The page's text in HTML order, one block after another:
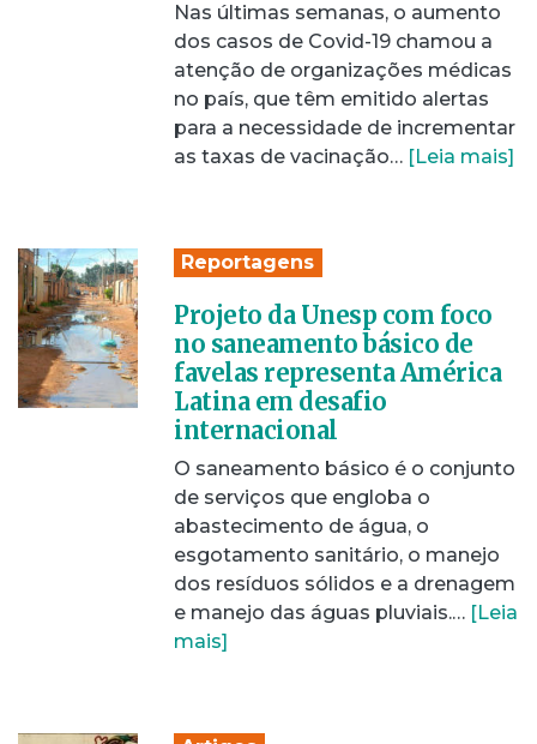
Nas últimas semanas, o aumento
dos casos de Covid-19 chamou a
atenção de organizações médicas
no país, que têm emitido alertas
para a necessidade de incrementar
as taxas de vacinação… [Leia mais]
Reportagens
Projeto da Unesp com foco
no saneamento básico de
favelas representa América
Latina em desafio
internacional
O saneamento básico é o conjunto
de serviços que engloba o
abastecimento de água, o
esgotamento sanitário, o manejo
dos resíduos sólidos e a drenagem
e manejo das águas pluviais.… [Leia
mais]